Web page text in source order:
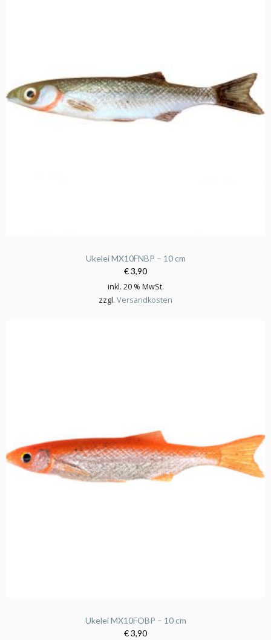
Ukelei MX10FNBP – 10 cm
€ 3,90
inkl. 20 % MwSt.
zzgl. Versandkosten
Ukelei MX10FOBP – 10 cm
€ 3,90